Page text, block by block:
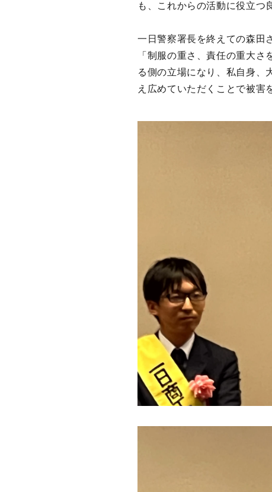
も、これからの活動に役立つ
一日警察署長を終えての森田
「制服の重さ、責任の重大
る側の立場になり、私自身、
え広めていただくことで被害